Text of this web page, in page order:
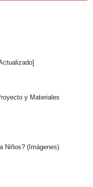
y Materiales
Niños? (Imágenes)